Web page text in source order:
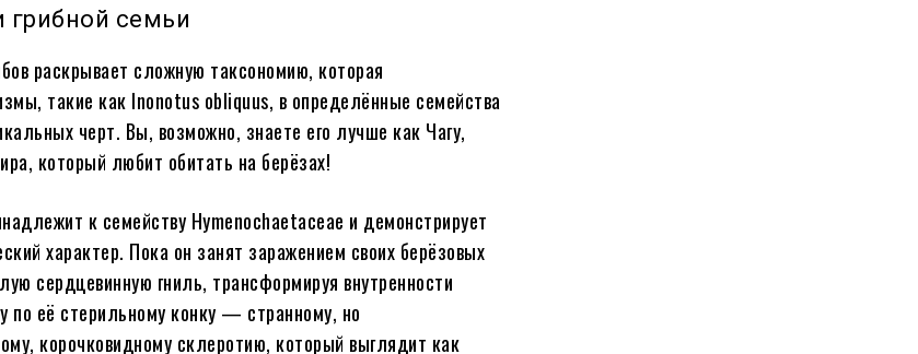
грибной семьи
раскрывает сложную таксономию, которая
такие как Inonotus obliquus, в определённые семейства
черт. Вы, возможно, знаете его лучше как Чагу,
который любит обитать на берёзах!
к семейству Hymenochaetaceae и демонстрирует
характер. Пока он занят заражением своих берёзовых
сердцевинную гниль, трансформируя внутренности
по её стерильному конку — странному, но
корочковидному склеротию, который выглядит как